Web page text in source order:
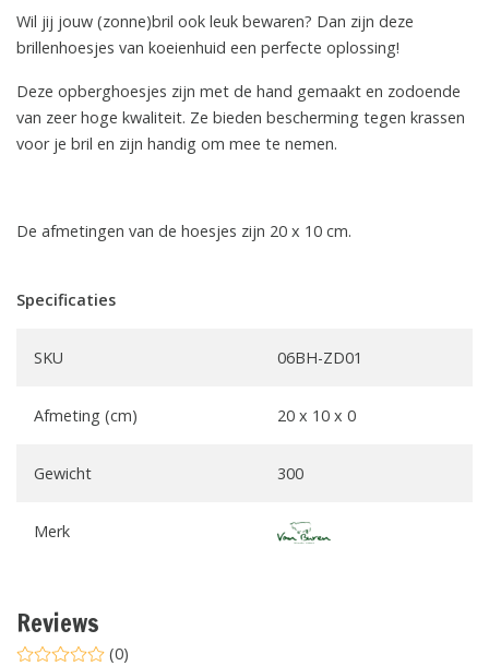
Wil jij jouw (zonne)bril ook leuk bewaren? Dan zijn deze
brillenhoesjes van koeienhuid een perfecte oplossing!
Deze opberghoesjes zijn met de hand gemaakt en zodoende
van zeer hoge kwaliteit. Ze bieden bescherming tegen krassen
voor je bril en zijn handig om mee te nemen.
De afmetingen van de hoesjes zijn 20 x 10 cm.
Specificaties
SKU 06BH-ZD01
Afmeting (cm) 20 x 10 x 0
Gewicht 300
Merk
Reviews
(0)